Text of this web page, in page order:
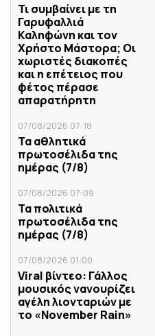
Τι συμβαίνει με τη
Γαρυφαλλιά
Καληφώνη και τον
Χρήστο Μάστορα; Οι
χωριστές διακοπές
και η επέτειος που
φέτος πέρασε
απαρατήρητη
07/08/2026 07:18
Τα αθλητικά
πρωτοσέλιδα της
ημέρας (7/8)
07/08/2026 07:09
Τα πολιτικά
πρωτοσέλιδα της
ημέρας (7/8)
07/08/2026 01:00
Viral βίντεο: Γάλλος
μουσικός νανουρίζει
αγέλη λιονταριών με
το «November Rain»